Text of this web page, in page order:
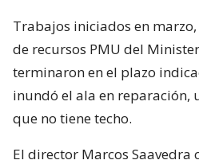
Trabajos iniciados en
de recursos PMU del
terminaron en el plazo
inundó el ala en reparación,
que no tiene techo.
El director Marcos Saavedra